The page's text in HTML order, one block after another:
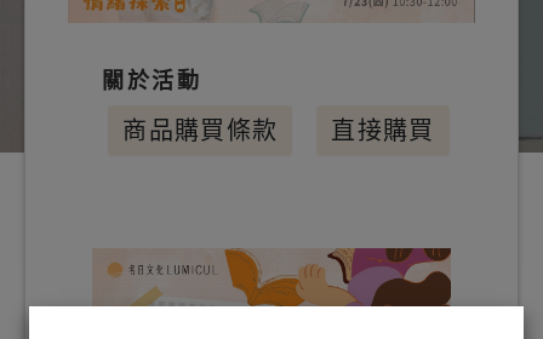
關於活動
商品購買條款 直接購買